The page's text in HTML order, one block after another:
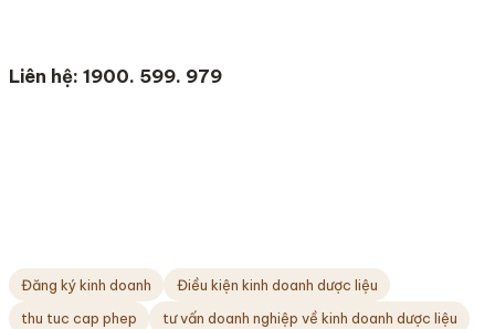
Liên hệ: 1900. 599. 979
Đăng ký kinh doanh
Điều kiện kinh doanh dược liệu
thu tuc cap phep
tư vấn doanh nghiệp về kinh doanh dược liệu